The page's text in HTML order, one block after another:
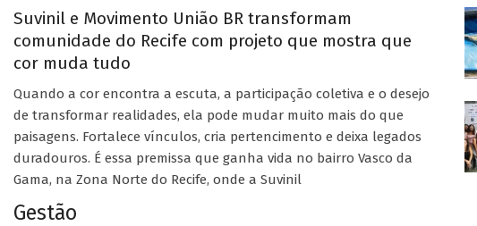
Suvinil e Movimento União BR transformam
comunidade do Recife com projeto que mostra que
cor muda tudo
Quando a cor encontra a escuta, a participação coletiva e o desejo
de transformar realidades, ela pode mudar muito mais do que
paisagens. Fortalece vínculos, cria pertencimento e deixa legados
duradouros. É essa premissa que ganha vida no bairro Vasco da
Gama, na Zona Norte do Recife, onde a Suvinil
Gestão